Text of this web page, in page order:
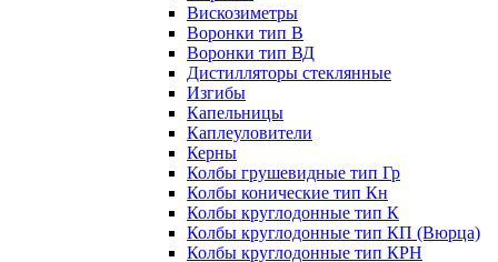
Вискозиметры
Воронки тип В
Воронки тип ВД
Дистилляторы стеклянные
Изгибы
Капельницы
Каплеуловители
Керны
Колбы грушевидные тип Гр
Колбы конические тип Кн
Колбы круглодонные тип К
Колбы круглодонные тип КП (Вюрца)
Колбы круглодонные тип КРН